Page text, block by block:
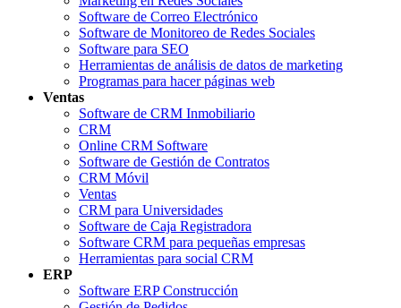
Software de Correo Electrónico
Software de Monitoreo de Redes Sociales
Software para SEO
Herramientas de análisis de datos de marketing
Programas para hacer páginas web
Ventas
Software de CRM Inmobiliario
CRM
Online CRM Software
Software de Gestión de Contratos
CRM Móvil
Ventas
CRM para Universidades
Software de Caja Registradora
Software CRM para pequeñas empresas
Herramientas para social CRM
ERP
Software ERP Construcción